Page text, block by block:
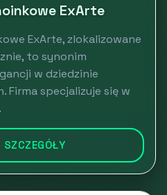
ExArte
ExArte, zlokalizowane
to synonim
w dziedzinie
Firma specjalizuje się w
SZCZEGÓŁY